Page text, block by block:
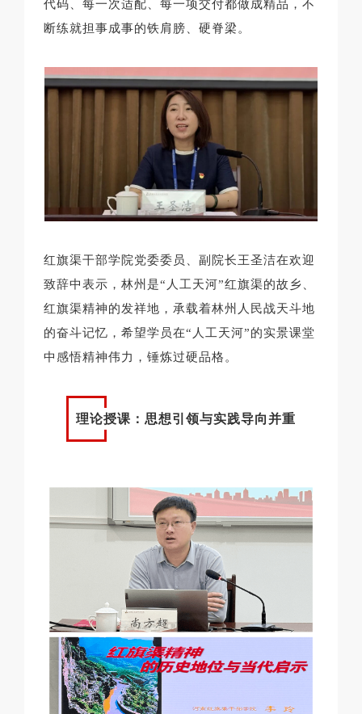
代码、每一次适配、每一项交付都做成精品，不
断练就担事成事的铁肩膀、硬脊梁。
红旗渠干部学院党委委员、副院长王圣洁在欢迎
致辞中表示，林州是“人工天河”红旗渠的故乡、
红旗渠精神的发祥地，承载着林州人民战天斗地
的奋斗记忆，希望学员在“人工天河”的实景课堂
中感悟精神伟力，锤炼过硬品格。
理论授课：思想引领与实践导向并重